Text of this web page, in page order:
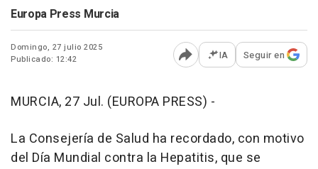
Europa Press Murcia
Domingo, 27 julio 2025
Publicado: 12:42
Abrir opciones para
IA Seguir en
MURCIA, 27 Jul. (EUROPA PRESS) -
La Consejería de Salud ha recordado, con motivo
del Día Mundial contra la Hepatitis, que se